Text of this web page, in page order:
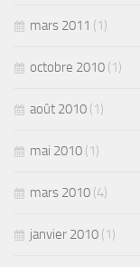
mars 2011 (1)
octobre 2010 (1)
août 2010 (1)
mai 2010 (1)
mars 2010 (4)
janvier 2010 (1)